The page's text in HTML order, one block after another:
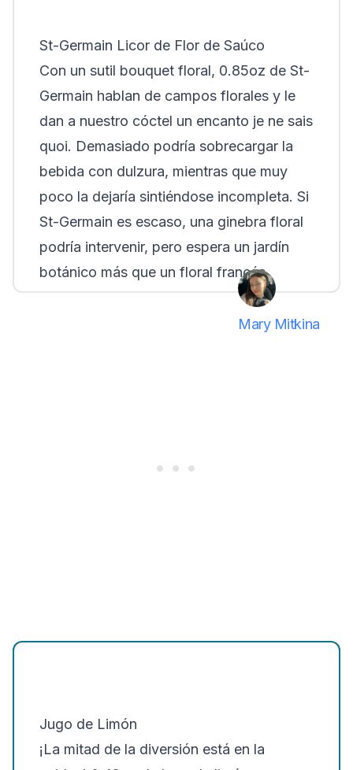
St-Germain Licor de Flor de Saúco
Con un sutil bouquet floral, 0.85oz de St-
Germain hablan de campos florales y le
dan a nuestro cóctel un encanto je ne sais
quoi. Demasiado podría sobrecargar la
bebida con dulzura, mientras que muy
poco la dejaría sintiéndose incompleta. Si
St-Germain es escaso, una ginebra floral
podría intervenir, pero espera un jardín
botánico más que un floral francés.
Mary Mitkina
Jugo de Limón
¡La mitad de la diversión está en la